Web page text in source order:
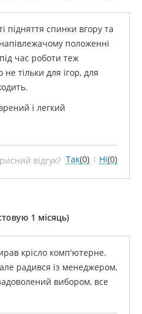
підняття спинки вгору та
положенні
час роботи теж
тільки для ігор, для
і легкий
відгук? Так(0) Ні(0)
1 місяць)
крісло комп'ютерне.
але радився із менеджером,
вибором, все